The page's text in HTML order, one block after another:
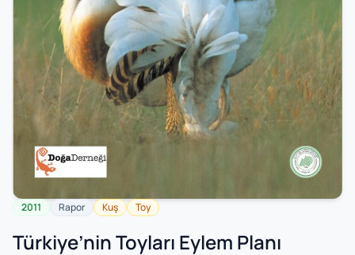
2011 Rapor Kuş Toy
Türkiye’nin Toyları Eylem Planı